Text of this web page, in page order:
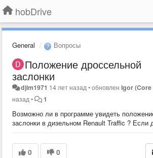
hobDrive
General Вопросы
Положение дроссельной
заслонки
djim1971 14 лет назад •обновленIgor
назад • 1
Возможно ли в программе увидеть
заслонки в дизельном Renault Traffic ? Если
0 0